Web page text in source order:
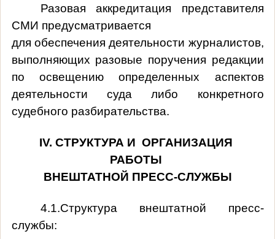
Разовая аккредитация представителя
СМИ предусматривается
для обеспечения деятельности журналистов,
выполняющих разовые поручения редакции
по освещению определенных аспектов
деятельности суда либо конкретного
судебного разбирательства.
IV. СТРУКТУРА И ОРГАНИЗАЦИЯ
РАБОТЫ
ВНЕШТАТНОЙ ПРЕСС-СЛУЖБЫ
4.1.Структура внештатной пресс-
службы: